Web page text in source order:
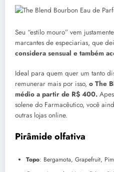
Seu “estilo mouro” vem
marcantes de especiarias, que
considera sensual e também
Ideal para quem quer um tanto
remunerar mais por isso, o The
médio a partir de R$ 400.
solene do Farmacêutico, você
outras lojas online.
Pirâmide olfativa
Topo: Bergamota, Grapefruit,